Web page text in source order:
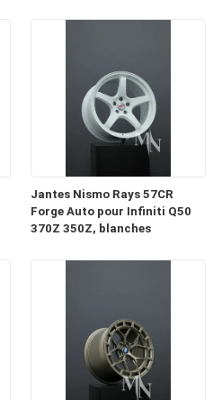
Jantes Nismo Rays 57CR
Forge Auto pour Infiniti Q50
370Z 350Z, blanches